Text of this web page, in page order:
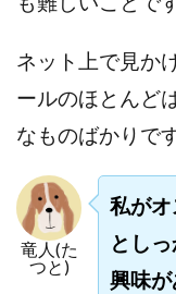
ネット上で見か
ールのほとんど
なものばかりです
竜人(た
つと)
私が
とし
興味